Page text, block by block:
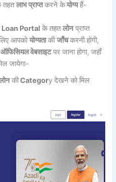
लाभ प्राप्तकरने केयोग्यहैं-
Portal के तहतलोनप्राप्त
आपकोयोग्यताकीजाँचकरनी होगी,
ऑफिसियल वेबसाइटपर जाना होगा, जहाँ
जायेगा-
कीCategory देखने को मिल